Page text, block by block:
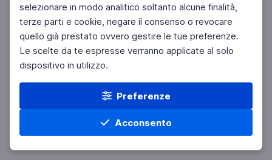
selezionare in modo analitico soltanto alcune finalità,
terze parti e cookie, negare il consenso o revocare
quello già prestato ovvero gestire le tue preferenze.
Le scelte da te espresse verranno applicate al solo
dispositivo in utilizzo.
Preferenze
Acconsento
Home Materie Cerca Menu
Facebook Twitter Instagram